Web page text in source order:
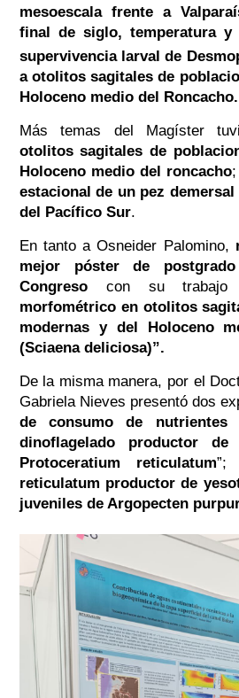
mesoescala frente a
final de siglo, temperatura y
supervivencia larval de
a otolitos sagitales de
Holoceno medio del Roncacho.
Más temas del Magíster
otolitos sagitales de
Holoceno medio del roncacho
estacional de un pez
del Pacífico Sur.
En tanto a Osneider Palomino,
mejor póster de
Congreso con su trabajo
morfométrico en otolitos
modernas y del Holoceno
(Sciaena deliciosa)”.
De la misma manera, por el
Gabriela Nieves presentó dos
de consumo de nutrientes
dinoflagelado productor de
Protoceratium reticulatum”;
reticulatum productor de
juveniles de Argopecten